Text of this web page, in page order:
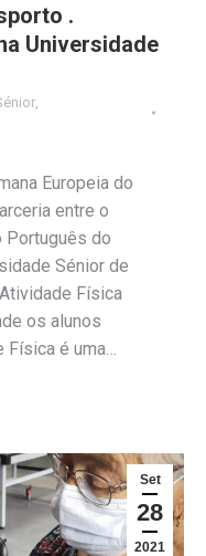
.
Universidade
Europeia do
entre o
Português do
Sénior de
Física
os alunos
é uma…
Set
28
2021